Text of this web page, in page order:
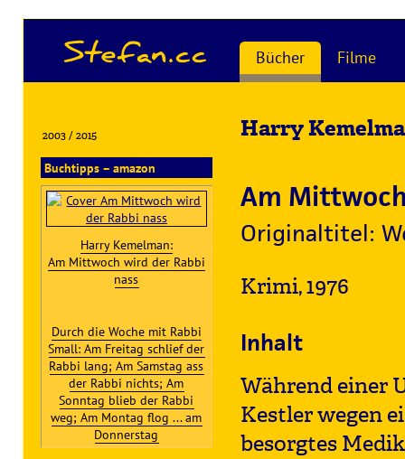
Stefan.cc Bücher Filme
Harry
Am
Originaltitel:
Krimi, 1976
Inhalt
Während einer
Kestler wegen
besorgtes
2003 / 2015
Buchtipps – amazon
Harry Kemelman:
Am Mittwoch wird der Rabbi
nass
Durch die Woche mit Rabbi
Small: Am Freitag schlief der
Rabbi lang; Am Samstag ass
der Rabbi nichts; Am
Sonntag blieb der Rabbi
weg; Am Montag flog ... am
Donnerstag